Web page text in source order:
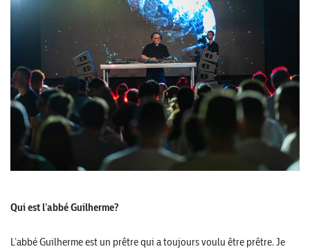
Qui est l’abbé Guilherme?
L’abbé Guilherme est un prêtre qui a toujours voulu être prêtre. Je